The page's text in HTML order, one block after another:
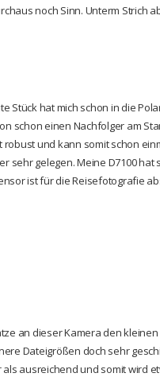
noch Sinn. Unterm Strich
Stück hat mich schon in die
schon einen Nachfolger am
und kann somit schon
sehr gelegen. Meine D7100
ist für die Reisefotografie
an dieser Kamera den
Dateigrößen doch sehr
ausreichend und somit wird